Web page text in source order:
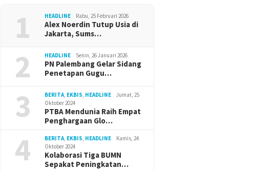
1 HEADLINE Rabu, 25 Februari 2026
Alex Noerdin Tutup Usia di
Jakarta, Sums…
2 HEADLINE Senin, 26 Januari 2026
PN Palembang Gelar Sidang
Penetapan Gugu…
3 BERITA EKBIS HEADLINE
Jumat, 25
Oktober 2024
PTBA Mendunia Raih Empat
Penghargaan Glo…
4 BERITA EKBIS HEADLINE
Kamis, 24
Oktober 2024
Kolaborasi Tiga BUMN
Sepakat Peningkatan…